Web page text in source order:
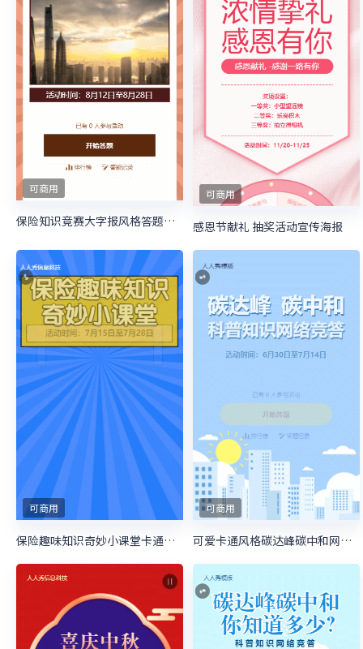
可商用
保险知识竞赛大字报风格答题活动
可商用
感恩节献礼 抽奖活动宣传海报
可商用
保险趣味知识奇妙小课堂卡通粗线条风格答题活动
可商用
可爱卡通风格碳达峰碳中和网络竞答答题活动